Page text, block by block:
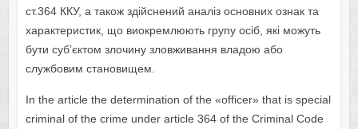
ст.364 ККУ, а також здійснений аналіз основних ознак та
характеристик, що виокремлюють групу осіб, які можуть
бути суб’єктом злочину зловживання владою або
службовим становищем.
In the article the determination of the «officer» that is special
criminal of the crime under article 364 of the Criminal Code